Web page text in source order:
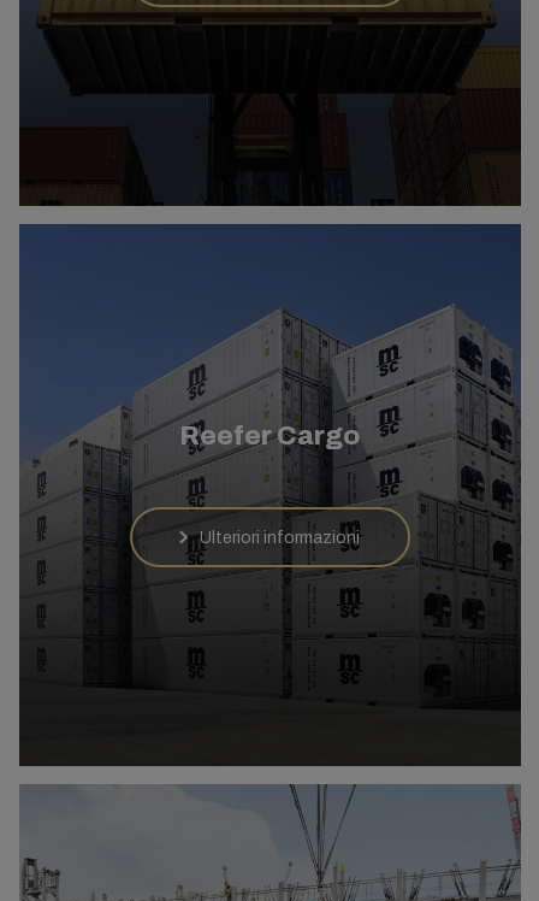
Reefer Cargo
Ulteriori informazioni